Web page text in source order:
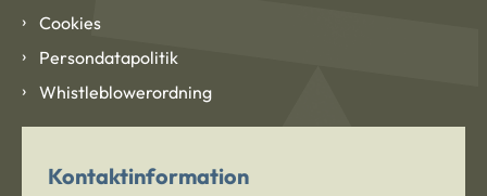
Cookies
Persondatapolitik
Whistleblowerordning
Kontaktinformation